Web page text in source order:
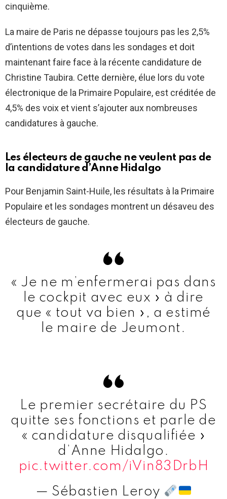
cinquième.
La maire de Paris ne dépasse toujours pas les 2,5%
d’intentions de votes dans les sondages et doit
maintenant faire face à la récente candidature de
Christine Taubira. Cette dernière, élue lors du vote
électronique de la Primaire Populaire, est créditée de
4,5% des voix et vient s’ajouter aux nombreuses
candidatures à gauche.
Les électeurs de gauche ne veulent pas de
la candidature d’Anne Hidalgo
Pour Benjamin Saint-Huile, les résultats à la Primaire
Populaire et les sondages montrent un désaveu des
électeurs de gauche.
« Je ne m’enfermerai pas dans
le cockpit avec eux » à dire
que « tout va bien », a estimé
le maire de Jeumont.
Le premier secrétaire du PS
quitte ses fonctions et parle de
« candidature disqualifiée »
d’Anne Hidalgo.
pic.twitter.com/iVin83DrbH
— Sébastien Leroy